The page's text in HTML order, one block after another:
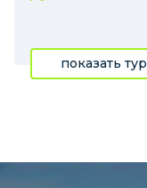
показать тур